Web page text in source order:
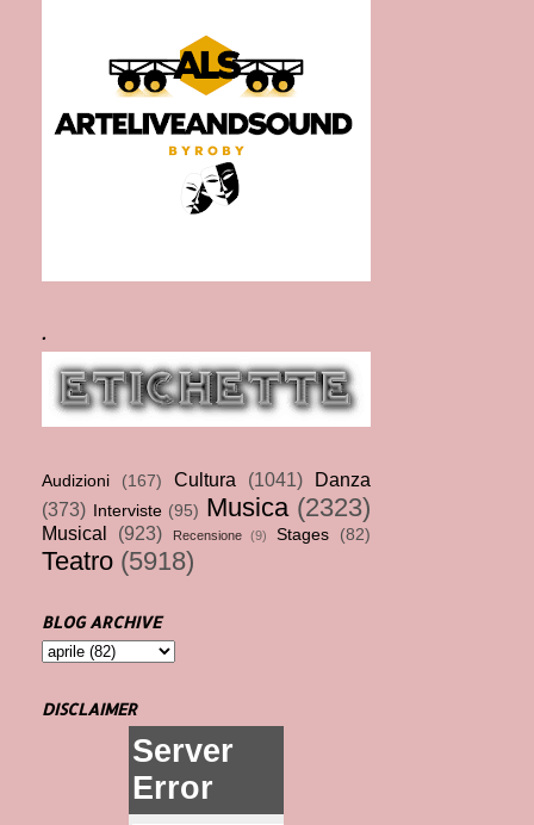
.
Audizioni (167) Cultura (1041)
Danza
(373)
Interviste (95) Musica (2323)
Musical (923) Recensione (9) Stages (82)
Teatro (5918)
BLOG ARCHIVE
DISCLAIMER